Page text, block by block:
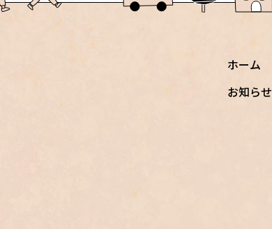
ホーム
お知らせ